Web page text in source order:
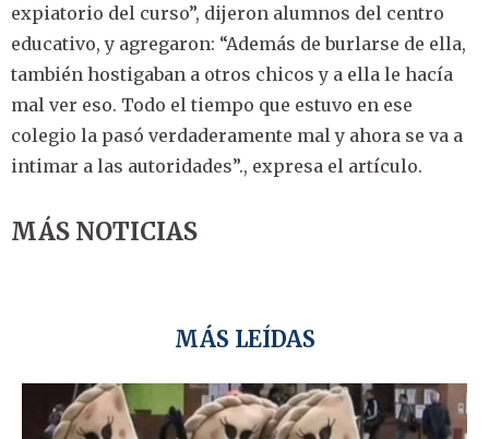
expiatorio del curso”, dijeron alumnos del centro
educativo, y agregaron: “Además de burlarse de ella,
también hostigaban a otros chicos y a ella le hacía
mal ver eso. Todo el tiempo que estuvo en ese
colegio la pasó verdaderamente mal y ahora se va a
intimar a las autoridades”., expresa el artículo.
MÁS NOTICIAS
MÁS LEÍDAS